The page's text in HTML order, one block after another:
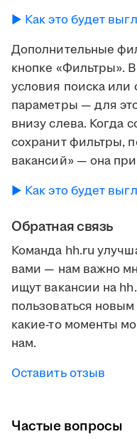
► Как это будет
Дополнительные
кнопке «Фильтры».
условия поиска
параметры — для
внизу слева. Когда
сохранит фильтры,
вакансий» — она
► Как это будет
Обратная связь
Команда hh.ru
вами — нам важно
ищут вакансии на
пользоваться
какие-то моменты
нам.
Оставить отзыв
Частые вопросы